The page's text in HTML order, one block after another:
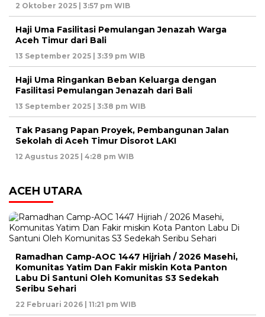
2 Oktober 2025 | 3:57 pm WIB
Haji Uma Fasilitasi Pemulangan Jenazah Warga
Aceh Timur dari Bali
13 September 2025 | 3:39 pm WIB
Haji Uma Ringankan Beban Keluarga dengan
Fasilitasi Pemulangan Jenazah dari Bali
13 September 2025 | 3:38 pm WIB
Tak Pasang Papan Proyek, Pembangunan Jalan
Sekolah di Aceh Timur Disorot LAKI
12 Agustus 2025 | 4:28 pm WIB
ACEH UTARA
Ramadhan Camp-AOC 1447 Hijriah / 2026 Masehi,
Komunitas Yatim Dan Fakir miskin Kota Panton
Labu Di Santuni Oleh Komunitas S3 Sedekah
Seribu Sehari
22 Februari 2026 | 11:21 pm WIB